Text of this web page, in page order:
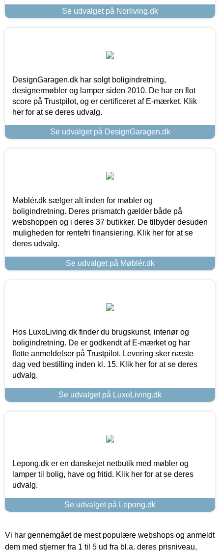
Se udvalget på Norliving.dk
DesignGaragen.dk har solgt boligindretning,
designermøbler og lamper siden 2010. De har en flot
score på Trustpilot, og er certificeret af E-mærket. Klik
her for at se deres udvalg.
Se udvalget på DesignGaragen.dk
Møblér.dk sælger alt inden for møbler og
boligindretning. Deres prismatch gælder både på
webshoppen og i deres 37 butikker. De tilbyder desuden
muligheden for rentefri finansiering. Klik her for at se
deres udvalg.
Se udvalget på Møblér.dk
Hos LuxoLiving.dk finder du brugskunst, interiør og
boligindretning. De er godkendt af E-mærket og har
flotte anmeldelser på Trustpilot. Levering sker næste
dag ved bestilling inden kl. 15. Klik her for at se deres
udvalg.
Se udvalget på LuxoLiving.dk
Lepong.dk er en danskejet netbutik med møbler og
lamper til bolig, have og fritid. Klik her for at se deres
udvalg.
Se udvalget på Lepong.dk
Vi har gennemgået de mest populære webshops og anmeldt
dem med stjerner fra 1 til 5 ud fra bl.a. deres prisniveau,